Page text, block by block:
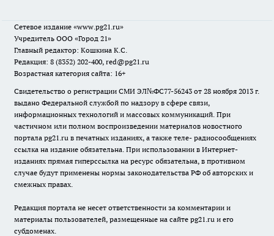
Сетевое издание «www.pg21.ru»
Учредитель ООО «Город 21»
Главный редактор: Кошкина К.С.
Редакция: 8 (8352) 202-400, red@pg21.ru
Возрастная категория сайта: 16+
Свидетельство о регистрации СМИ ЭЛ№ФС77-56243 от 28 ноября 2013 г.
выдано Федеральной службой по надзору в сфере связи,
информационных технологий и массовых коммуникаций. При
частичном или полном воспроизведении материалов новостного
портала pg21.ru в печатных изданиях, а также теле- радиосообщениях
ссылка на издание обязательна. При использовании в Интернет-
изданиях прямая гиперссылка на ресурс обязательна, в противном
случае будут применены нормы законодательства РФ об авторских и
смежных правах.
Редакция портала не несет ответственности за комментарии и
материалы пользователей, размещенные на сайте pg21.ru и его
субдоменах.